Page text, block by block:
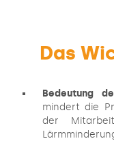
Das
Bedeutung
mindert die
der